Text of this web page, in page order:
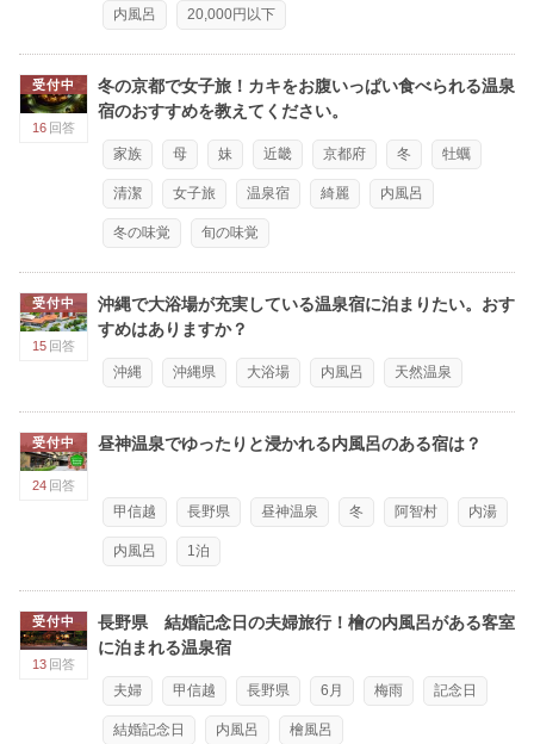
内風呂 20,000円以下
受付中
16 回答
冬の京都で女子旅！カキをお腹いっぱい食べられる温泉
宿のおすすめを教えてください。
家族 母 妹 近畿 京都府 冬 牡蠣
清潔 女子旅 温泉宿 綺麗 内風呂
冬の味覚 旬の味覚
受付中
15 回答
沖縄で大浴場が充実している温泉宿に泊まりたい。おす
すめはありますか？
沖縄 沖縄県 大浴場 内風呂 天然温泉
受付中
24 回答
昼神温泉でゆったりと浸かれる内風呂のある宿は？
甲信越 長野県 昼神温泉 冬 阿智村 内湯
内風呂 1泊
受付中
13 回答
長野県 結婚記念日の夫婦旅行！檜の内風呂がある客室
に泊まれる温泉宿
夫婦 甲信越 長野県 6月 梅雨 記念日
結婚記念日 内風呂 檜風呂